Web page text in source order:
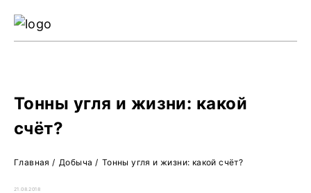
Тонны угля и жизни: какой
счёт?
Главная / Добыча / Тонны угля и жизни: какой счёт?
21.08.2018